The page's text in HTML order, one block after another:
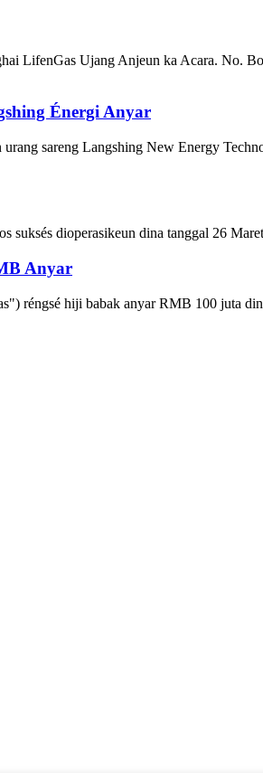
Ujang Anjeun ka Acara. No.
Énergi Anyar
sareng Langshing New Energy
dioperasikeun dina tanggal 26
Anyar
réngsé hiji babak anyar RMB 100 juta